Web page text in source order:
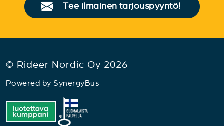
Tee ilmainen tarjouspyyntö!
© Rideer Nordic Oy 2026
Powered by SynergyBus